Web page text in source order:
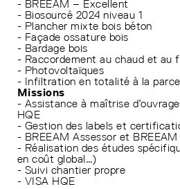
- BREEAM – Excellent
- Biosourcé 2024 niveau 1
- Plancher mixte bois béton
- Façade ossature bois
- Bardage bois
- Raccordement au chaud et au
- Photovoltaïques
- Infiltration en totalité à la
Missions
- Assistance à maîtrise
HQE
- Gestion des labels et
- BREEAM Assessor et
- Réalisation des études
en coût global…)
- Suivi chantier propre
- VISA HQE